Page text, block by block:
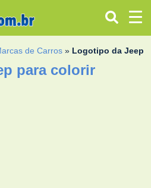
de Carros » Logotipo da Jeep
para colorir